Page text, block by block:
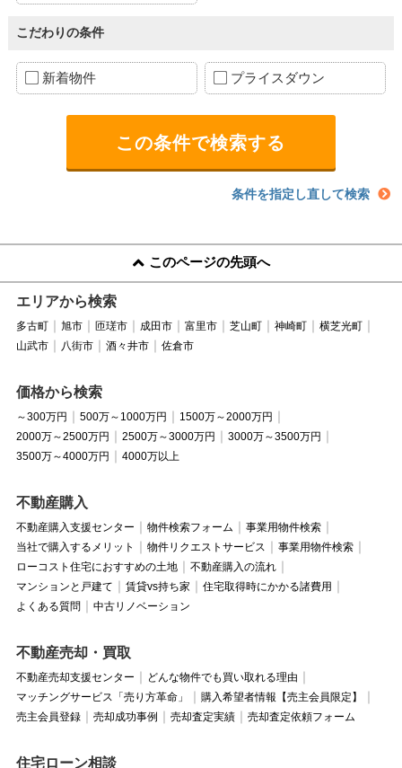
こだわりの条件
新着物件 プライスダウン
条件を指定し直して検索
このページの先頭へ
エリアから検索
多古町 旭市 匝瑳市 成田市 富里市 芝山町 神崎町
横芝光町
山武市
八街市 酒々井市 佐倉市
価格から検索
～300万円 500万～1000万円
1500万～2000万円
2000万～2500万円
2500万～3000万円
3000万～3500万円
3500万～4000万円
4000万以上
不動産購入
不動産購入支援センター 物件検索フォーム
事業用物件検索
当社で購入するメリット
物件リクエストサービス
事業用物件検索
ローコスト住宅におすすめの土地
不動産購入の流れ
マンションと戸建て
賃貸vs持ち家
住宅取得時にかかる諸費用
よくある質問
中古リノベーション
不動産売却・買取
不動産売却支援センター
どんな物件でも買い取れる理由
マッチングサービス「売り方革命」
購入希望者情報【売主会員限定】
売主会員登録
売却成功事例 売却査定実績 売却査定依頼フォーム
住宅ローン相談